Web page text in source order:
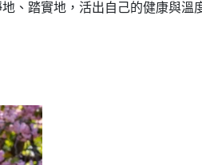
、踏實地，活出自己的健康與溫